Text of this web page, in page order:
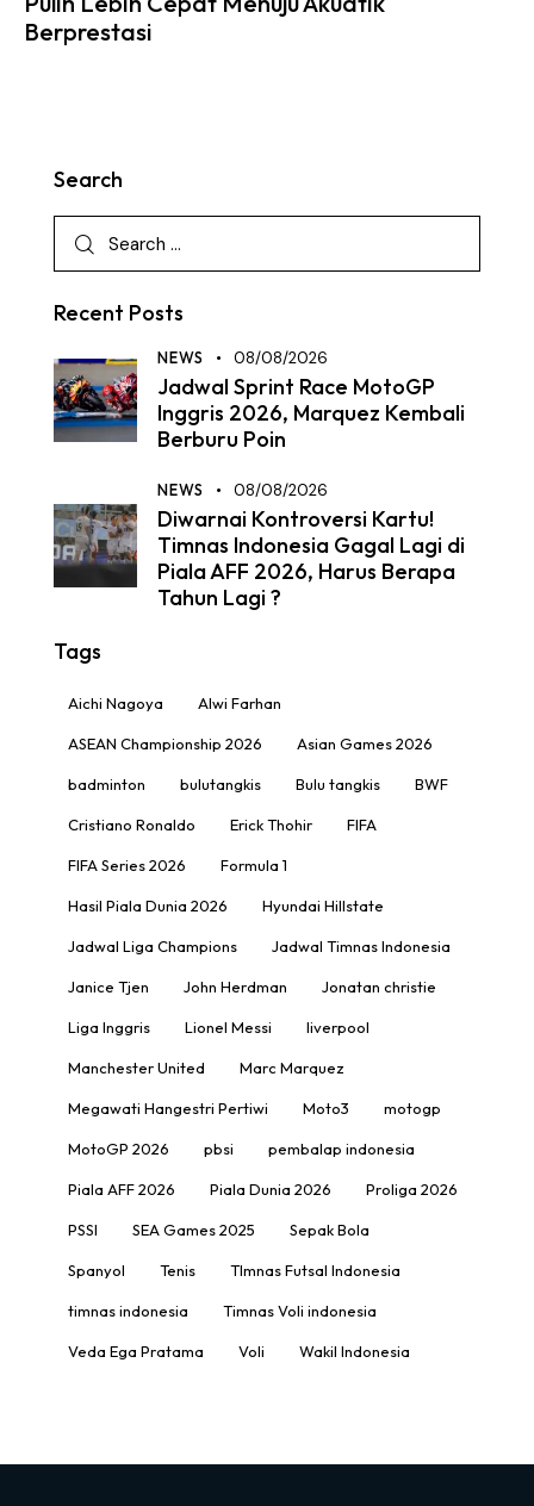
Berprestasi
Search
Recent Posts
NEWS 08/08/2026
Jadwal Sprint Race MotoGP
Inggris 2026, Marquez Kembali
Berburu Poin
NEWS 08/08/2026
Diwarnai Kontroversi Kartu!
Timnas Indonesia Gagal Lagi di
Piala AFF 2026, Harus Berapa
Tahun Lagi ?
Tags
Aichi Nagoya Alwi Farhan
ASEAN Championship 2026 Asian Games 2026
badminton bulutangkis Bulu tangkis BWF
Cristiano Ronaldo Erick Thohir FIFA
FIFA Series 2026 Formula 1
Hasil Piala Dunia 2026 Hyundai Hillstate
Jadwal Liga Champions Jadwal Timnas Indonesia
Janice Tjen John Herdman Jonatan christie
Liga Inggris Lionel Messi liverpool
Manchester United Marc Marquez
Megawati Hangestri Pertiwi Moto3 motogp
MotoGP 2026 pbsi pembalap indonesia
Piala AFF 2026 Piala Dunia 2026 Proliga 2026
PSSI SEA Games 2025 Sepak Bola
Spanyol Tenis TImnas Futsal Indonesia
timnas indonesia Timnas Voli indonesia
Veda Ega Pratama Voli Wakil Indonesia